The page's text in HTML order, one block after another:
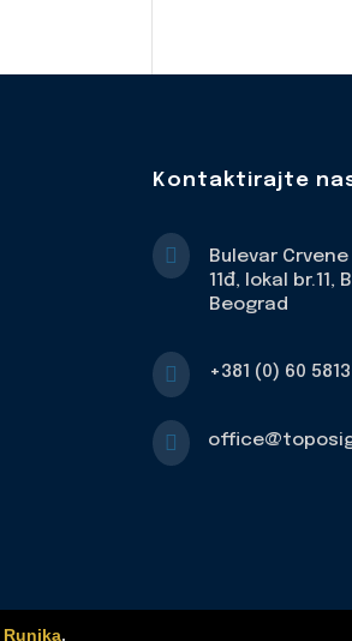
Kontaktirajte

Bulevar Crvene
11đ, lokal br.11,
Beograd
 +381 (0) 60

Runika.